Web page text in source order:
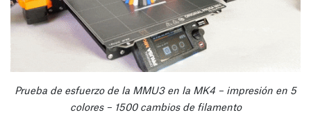
Prueba de esfuerzo de la MMU3 en la MK4 – impresión en 5
colores – 1500 cambios de filamento